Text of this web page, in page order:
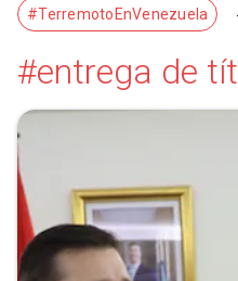
#TerremotoEnVenezuela
#entrega de